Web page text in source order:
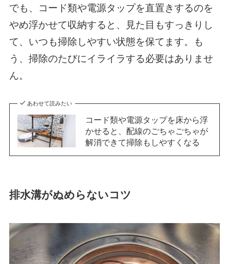
でも、コード類や電源タップを直置きするのを
やめ浮かせて収納すると、見た目もすっきりし
て、いつも掃除しやすい状態を保てます。も
う、掃除のたびにイライラする必要はありませ
ん。
あわせて読みたい
コード類や電源タップを床から浮
かせると、配線のごちゃごちゃが
解消できて掃除もしやすくなる
排水溝がぬめらないコツ